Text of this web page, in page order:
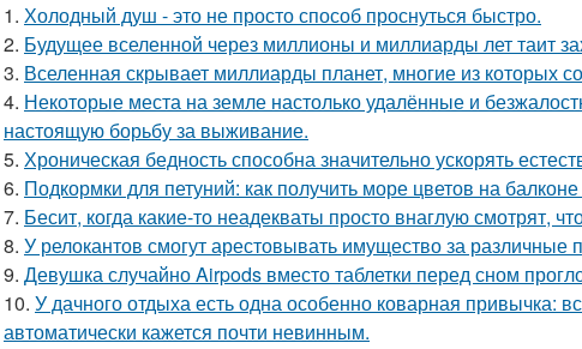
1. Холодный душ - это не просто способ проснуться быстро.
2. Будущее вселенной через миллионы и миллиарды лет таит
3. Вселенная скрывает миллиарды планет, многие из которых
4. Некоторые места на земле настолько удалённые и
настоящую борьбу за выживание.
5. Хроническая бедность способна значительно ускорять
6. Подкормки для петуний: как получить море цветов на
7. Бесит, когда какие-то неадекваты просто внаглую смотрят,
8. У релокантов смогут арестовывать имущество за
9. Девушка случайно Airpods вместо таблетки перед сном
10. У дачного отдыха есть одна особенно коварная привычка:
автоматически кажется почти невинным.